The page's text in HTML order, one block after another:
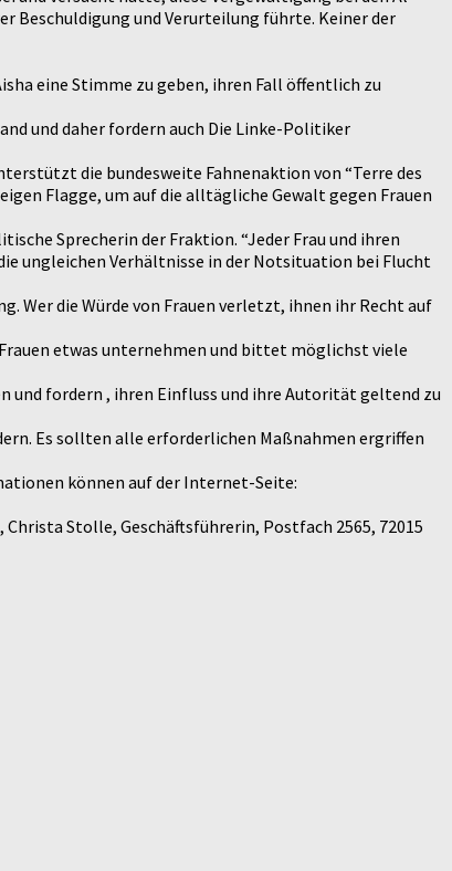
Beschuldigung und Verurteilung führte. Keiner der
eine Stimme zu geben, ihren Fall öffentlich zu
und daher fordern auch Die Linke-Politiker
die bundesweite Fahnenaktion von “Terre des
Flagge, um auf die alltägliche Gewalt gegen Frauen
Sprecherin der Fraktion. “Jeder Frau und ihren
ungleichen Verhältnisse in der Notsituation bei Flucht
Wer die Würde von Frauen verletzt, ihnen ihr Recht auf
Frauen etwas unternehmen und bittet möglichst viele
und fordern , ihren Einfluss und ihre Autorität geltend zu
Es sollten alle erforderlichen Maßnahmen ergriffen
können auf der Internet-Seite:
Stolle, Geschäftsführerin, Postfach 2565, 72015